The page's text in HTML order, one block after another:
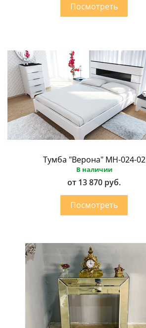
Тумба "Верона" МН-024-02
В наличии
от 13 870 руб.